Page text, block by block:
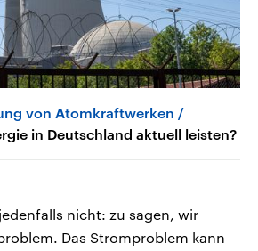
von Atomkraftwerken
in Deutschland aktuell leisten?
nicht: zu sagen, wir
Das Stromproblem kann